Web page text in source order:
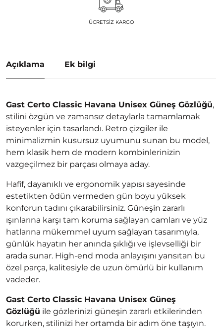
ÜCRETSIZ KARGO
Açıklama Ek bilgi
Gast Certo Classic Havana Unisex Güneş Gözlüğü,
stilini özgün ve zamansız detaylarla tamamlamak
isteyenler için tasarlandı. Retro çizgiler ile
minimalizmin kusursuz uyumunu sunan bu model,
hem klasik hem de modern kombinlerinizin
vazgeçilmez bir parçası olmaya aday.
Hafif, dayanıklı ve ergonomik yapısı sayesinde
estetikten ödün vermeden gün boyu yüksek
konforun tadını çıkarabilirsiniz. Güneşin zararlı
ışınlarına karşı tam koruma sağlayan camları ve yüz
hatlarına mükemmel uyum sağlayan tasarımıyla,
günlük hayatın her anında şıklığı ve işlevselliği bir
arada sunar. High-end moda anlayışını yansıtan bu
özel parça, kalitesiyle de uzun ömürlü bir kullanım
vadeder.
Gast Certo Classic Havana Unisex Güneş
Gözlüğü ile gözlerinizi güneşin zararlı etkilerinden
korurken, stilinizi her ortamda bir adım öne taşıyın.